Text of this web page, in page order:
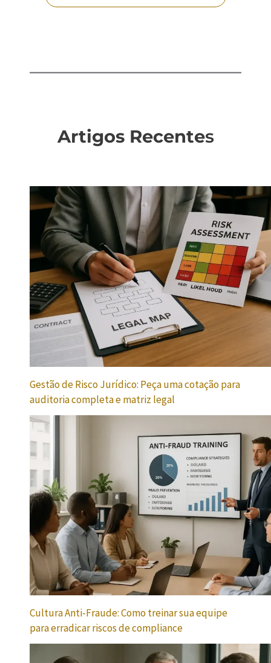
Artigos Recentes
Gestão de Risco Jurídico: Peça uma cotação para
auditoria completa e matriz legal
Cultura Anti-Fraude: Como treinar sua equipe
para erradicar riscos de compliance